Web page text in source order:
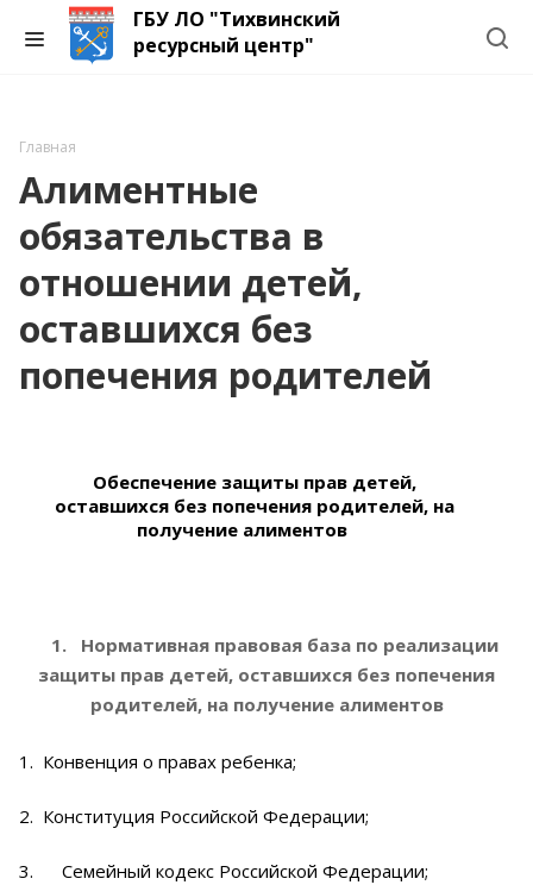
ГБУ ЛО "Тихвинский
ресурсный центр"
Главная
Алиментные
обязательства в
отношении детей,
оставшихся без
попечения родителей
Обеспечение защиты прав детей,
оставшихся без попечения родителей, на
получение алиментов
1.
Нормативная правовая база по реализации
защиты прав детей, оставшихся без попечения
родителей, на получение алиментов
1. Конвенция о правах ребенка;
2. Конституция Российской Федерации;
3. Семейный кодекс Российской Федерации;